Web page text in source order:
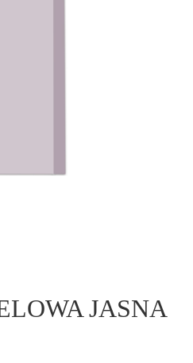
JASNA